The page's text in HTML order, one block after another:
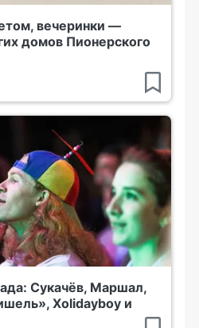
вечеринки —
домов Пионерского
Сукачёв, Маршал,
Xolidayboy и